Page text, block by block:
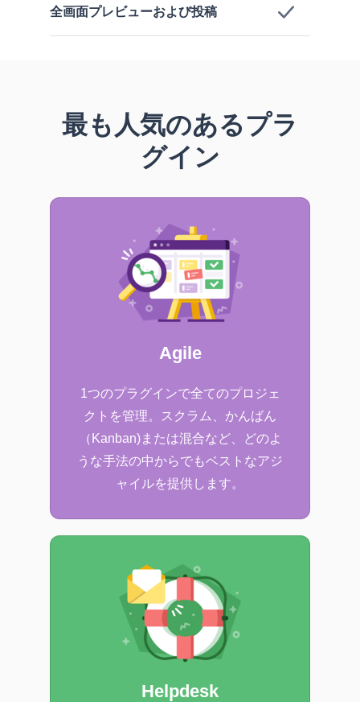
全画面プレビューおよび投稿
最も人気のあるプラ
グイン
Agile
1つのプラグインで全てのプロジェ
クトを管理。スクラム、かんばん
（Kanban)または混合など、どのよ
うな手法の中からでもベストなアジ
ャイルを提供します。
Helpdesk